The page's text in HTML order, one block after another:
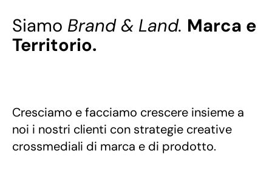
Siamo Brand & Land. Marca e
Territorio.
Cresciamo e facciamo crescere insieme a
noi i nostri clienti con strategie creative
crossmediali di marca e di prodotto.